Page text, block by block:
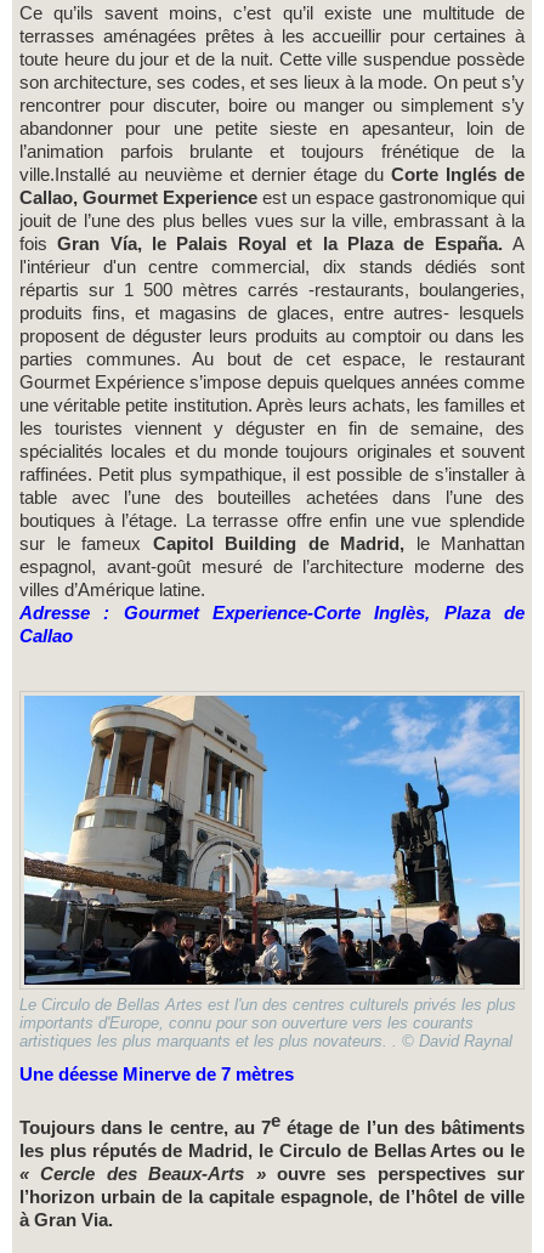
Ce qu’ils savent moins, c’est qu’il existe une multitude de
terrasses aménagées prêtes à les accueillir pour certaines à
toute heure du jour et de la nuit. Cette ville suspendue possède
son architecture, ses codes, et ses lieux à la mode. On peut s’y
rencontrer pour discuter, boire ou manger ou simplement s’y
abandonner pour une petite sieste en apesanteur, loin de
l’animation parfois brulante et toujours frénétique de la
ville.Installé au neuvième et dernier étage du Corte Inglés de
Callao, Gourmet Experience est un espace gastronomique qui
jouit de l’une des plus belles vues sur la ville, embrassant à la
foisGran Vía, le Palais Royal et la Plaza de España.A
l'intérieur d'un centre commercial, dix stands dédiés sont
répartis sur 1 500 mètres carrés -restaurants, boulangeries,
produits fins, et magasins de glaces, entre autres- lesquels
proposent de déguster leurs produits au comptoir ou dans les
parties communes. Au bout de cet espace, le restaurant
Gourmet Expérience s’impose depuis quelques années comme
une véritable petite institution. Après leurs achats, les familles et
les touristes viennent y déguster en fin de semaine, des
spécialités locales et du monde toujours originales et souvent
raffinées. Petit plus sympathique, il est possible de s’installer à
table avec l’une des bouteilles achetées dans l’une des
boutiques à l’étage. La terrasse offre enfin une vue splendide
sur le fameux Capitol Building de Madrid, le Manhattan
espagnol, avant-goût mesuré de l’architecture moderne des
villes d’Amérique latine.
Adresse : Gourmet Experience-Corte Inglès, Plaza de
Callao
Le Circulo de Bellas Artes est l'un des centres culturels privés les plus
importants d'Europe, connu pour son ouverture vers les courants
artistiques les plus marquants et les plus novateurs. . © David Raynal
Une déesse Minerve de 7 mètres
Toujours dans le centre, au 7e étage de l’un des bâtiments
les plus réputés de Madrid, le Circulo de Bellas Artes ou le
« Cercle des Beaux-Arts »ouvre ses perspectives sur
l’horizon urbain de la capitale espagnole, de l’hôtel de ville
à Gran Via.